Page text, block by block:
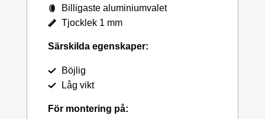
Billigaste aluminiumvalet
Tjocklek 1 mm
Särskilda egenskaper:
Böjlig
Låg vikt
För montering på: